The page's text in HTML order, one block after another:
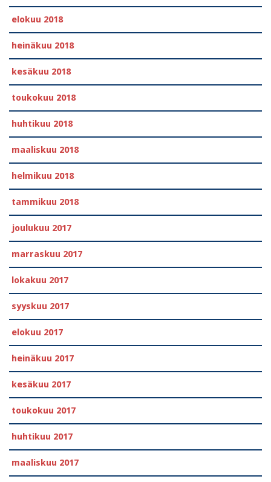
elokuu 2018
heinäkuu 2018
kesäkuu 2018
toukokuu 2018
huhtikuu 2018
maaliskuu 2018
helmikuu 2018
tammikuu 2018
joulukuu 2017
marraskuu 2017
lokakuu 2017
syyskuu 2017
elokuu 2017
heinäkuu 2017
kesäkuu 2017
toukokuu 2017
huhtikuu 2017
maaliskuu 2017